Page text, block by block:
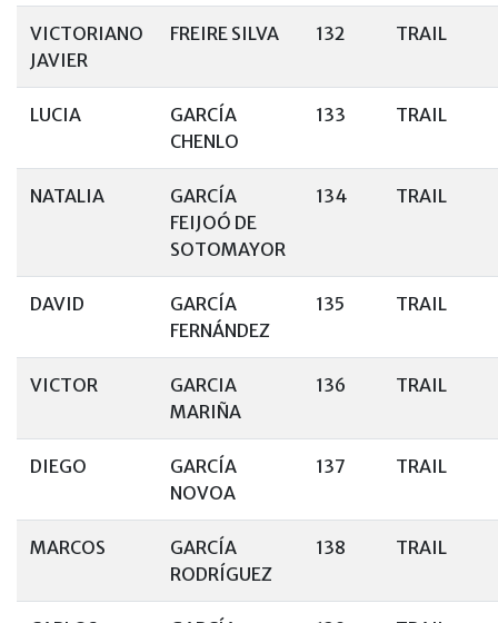
VICTORIANO
JAVIER
FREIRE SILVA 132 TRAIL
LUCIA
GARCÍA
CHENLO
133 TRAIL
NATALIA
GARCÍA
FEIJOÓ DE
SOTOMAYOR
134 TRAIL
DAVID
GARCÍA
FERNÁNDEZ
135 TRAIL
VICTOR
GARCIA
MARIÑA
136 TRAIL
DIEGO
GARCÍA
NOVOA
137 TRAIL
MARCOS
GARCÍA
RODRÍGUEZ
138 TRAIL